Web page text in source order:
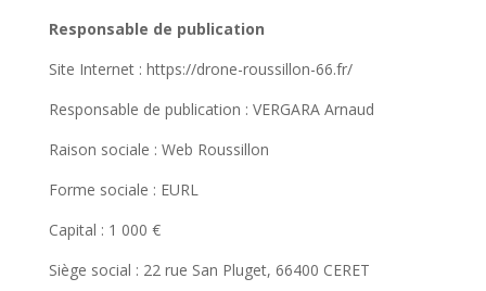
Responsable de publication
Site Internet : https://drone-roussillon-66.fr/
Responsable de publication : VERGARA Arnaud
Raison sociale : Web Roussillon
Forme sociale : EURL
Capital : 1 000 €
Siège social : 22 rue San Pluget, 66400 CERET